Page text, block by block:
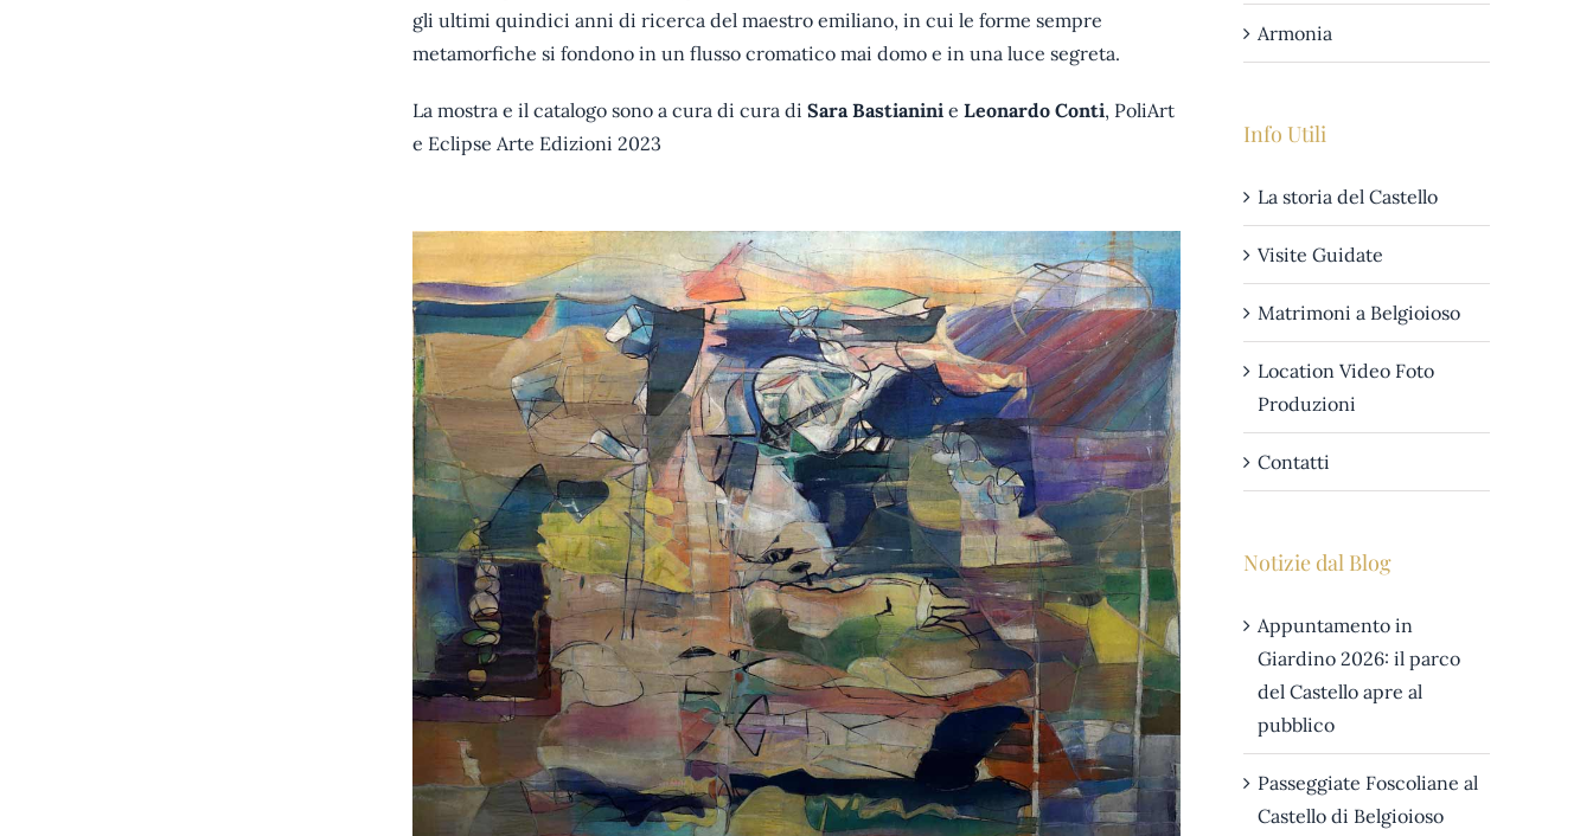
gli ultimi quindici anni di ricerca del maestro emiliano, in cui le forme sempre
metamorfiche si fondono in un flusso cromatico mai domo e in una luce segreta.
La mostra e il catalogo sono a cura di cura di Sara Bastianinie Leonardo Conti, PoliArt
e Eclipse Arte Edizioni 2023
Armonia
Info Utili
La storia del Castello
Visite Guidate
Matrimoni a Belgioioso
Location Video Foto
Produzioni
Contatti
Notizie dal Blog
Appuntamento in
Giardino 2026: il parco
del Castello apre al
pubblico
Passeggiate Foscoliane al
Castello di Belgioioso